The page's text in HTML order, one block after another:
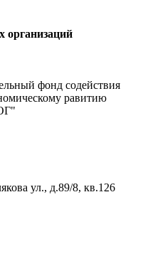
организаций
фонд содействия
равитию
ул., д.89/8, кв.126